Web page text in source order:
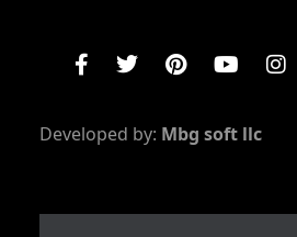
Developed by: Mbg soft llc